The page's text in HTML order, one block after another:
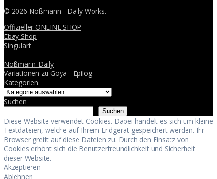
© 2026 Noßmann - Daily Works.
Offizieller ONLINE SHOP
Ebay Shop
Singulart
Noßmann-Daily
Variationen zu Goya - Epilog
Kategorien
Suchen
Suchen
Diese Website verwendet Cookies. Dabei handelt es sich um kleine
Textdateien, welche auf Ihrem Endgerät gespeichert werden. Ihr
Browser greift auf diese Dateien zu. Durch den Einsatz von
Cookies erhöht sich die Benutzerfreundlichkeit und Sicherheit
dieser Website.
Akzeptieren
Ablehnen